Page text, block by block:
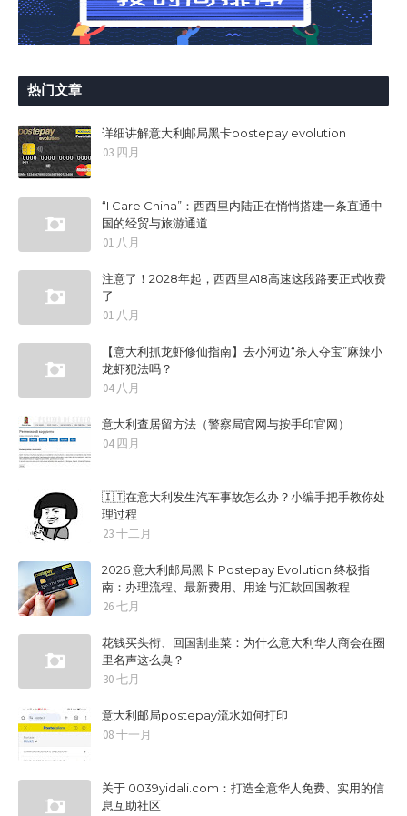
热门文章
详细讲解意大利邮局黑卡postepay evolution
03 四月
“I Care China”：西西里内陆正在悄悄搭建一条直通中
国的经贸与旅游通道
01 八月
注意了！2028年起，西西里A18高速这段路要正式收费
了
01 八月
【意大利抓龙虾修仙指南】去小河边“杀人夺宝”麻辣小
龙虾犯法吗？
04 八月
意大利查居留方法（警察局官网与按手印官网）
04 四月
🇮🇹在意大利发生汽车事故怎么办？小编手把手教你处
理过程
23 十二月
2026 意大利邮局黑卡 Postepay Evolution 终极指
南：办理流程、最新费用、用途与汇款回国教程
26 七月
花钱买头衔、回国割韭菜：为什么意大利华人商会在圈
里名声这么臭？
30 七月
意大利邮局postepay流水如何打印
08 十一月
关于 0039yidali.com：打造全意华人免费、实用的信
息互助社区